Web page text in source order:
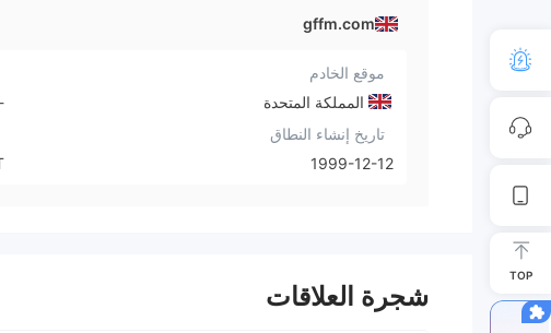
gffm.com
موقع الخادم
المملكة المتحدة
تاريخ إنشاء النطاق
1999-12-12
شجرة العلاقات
TOP